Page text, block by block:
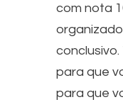
com nota
para que
para que